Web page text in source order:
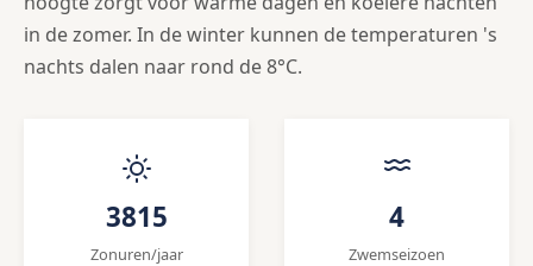
in de zomer. In de winter kunnen de temperaturen 's
nachts dalen naar rond de 8°C.
3815
Zonuren/jaar
4
Zwemseizoen